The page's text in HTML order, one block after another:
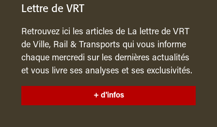
Lettre de VRT
Retrouvez ici les articles de La lettre de VRT
de Ville, Rail & Transports qui vous informe
chaque mercredi sur les dernières actualités
et vous livre ses analyses et ses exclusivités.
+ d'infos